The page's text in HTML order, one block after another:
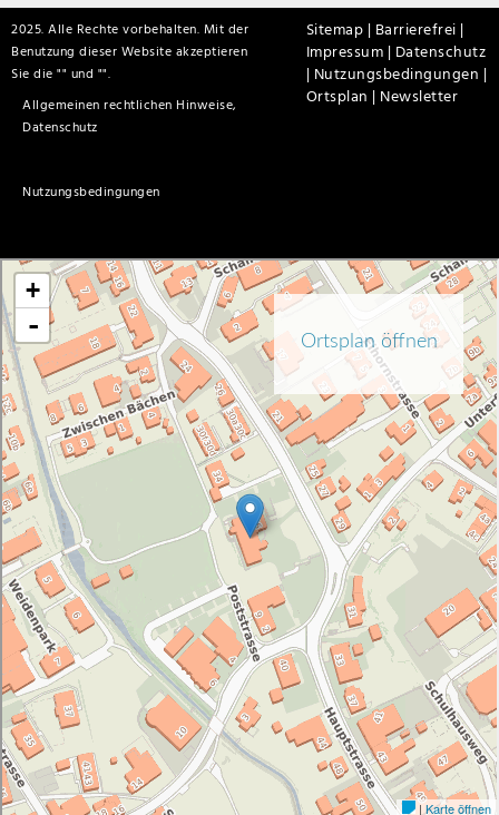
2025. Alle Rechte vorbehalten. Mit der
Benutzung dieser Website akzeptieren
Sie die "
Allgemeinen rechtlichen Hinweise,
Datenschutz
" und "
Nutzungsbedingungen
".
Sitemap | Barrierefrei |
Impressum | Datenschutz
| Nutzungsbedingungen |
Ortsplan | Newsletter